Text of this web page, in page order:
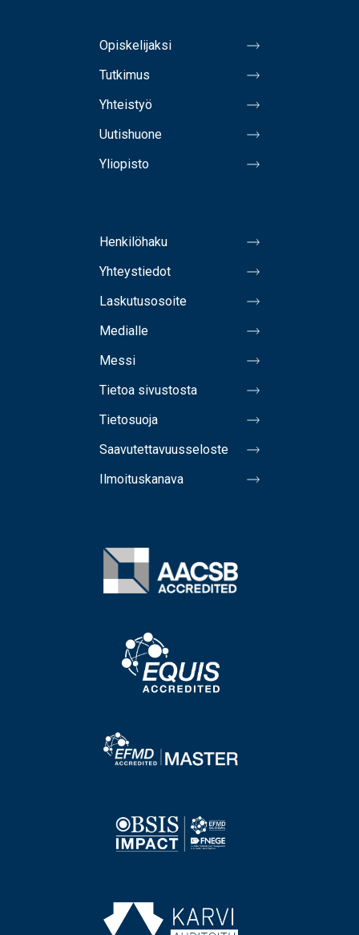
Opiskelijaksi
Tutkimus
Yhteistyö
Uutishuone
Yliopisto
Henkilöhaku
Yhteystiedot
Laskutusosoite
Medialle
Messi
Tietoa sivustosta
Tietosuoja
Saavutettavuusseloste
Ilmoituskanava
Image
Image
Image
Image
Image